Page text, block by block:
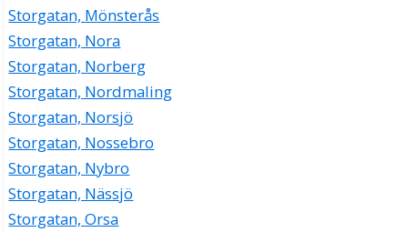
Storgatan, Mönsterås
Storgatan, Nora
Storgatan, Norberg
Storgatan, Nordmaling
Storgatan, Norsjö
Storgatan, Nossebro
Storgatan, Nybro
Storgatan, Nässjö
Storgatan, Orsa